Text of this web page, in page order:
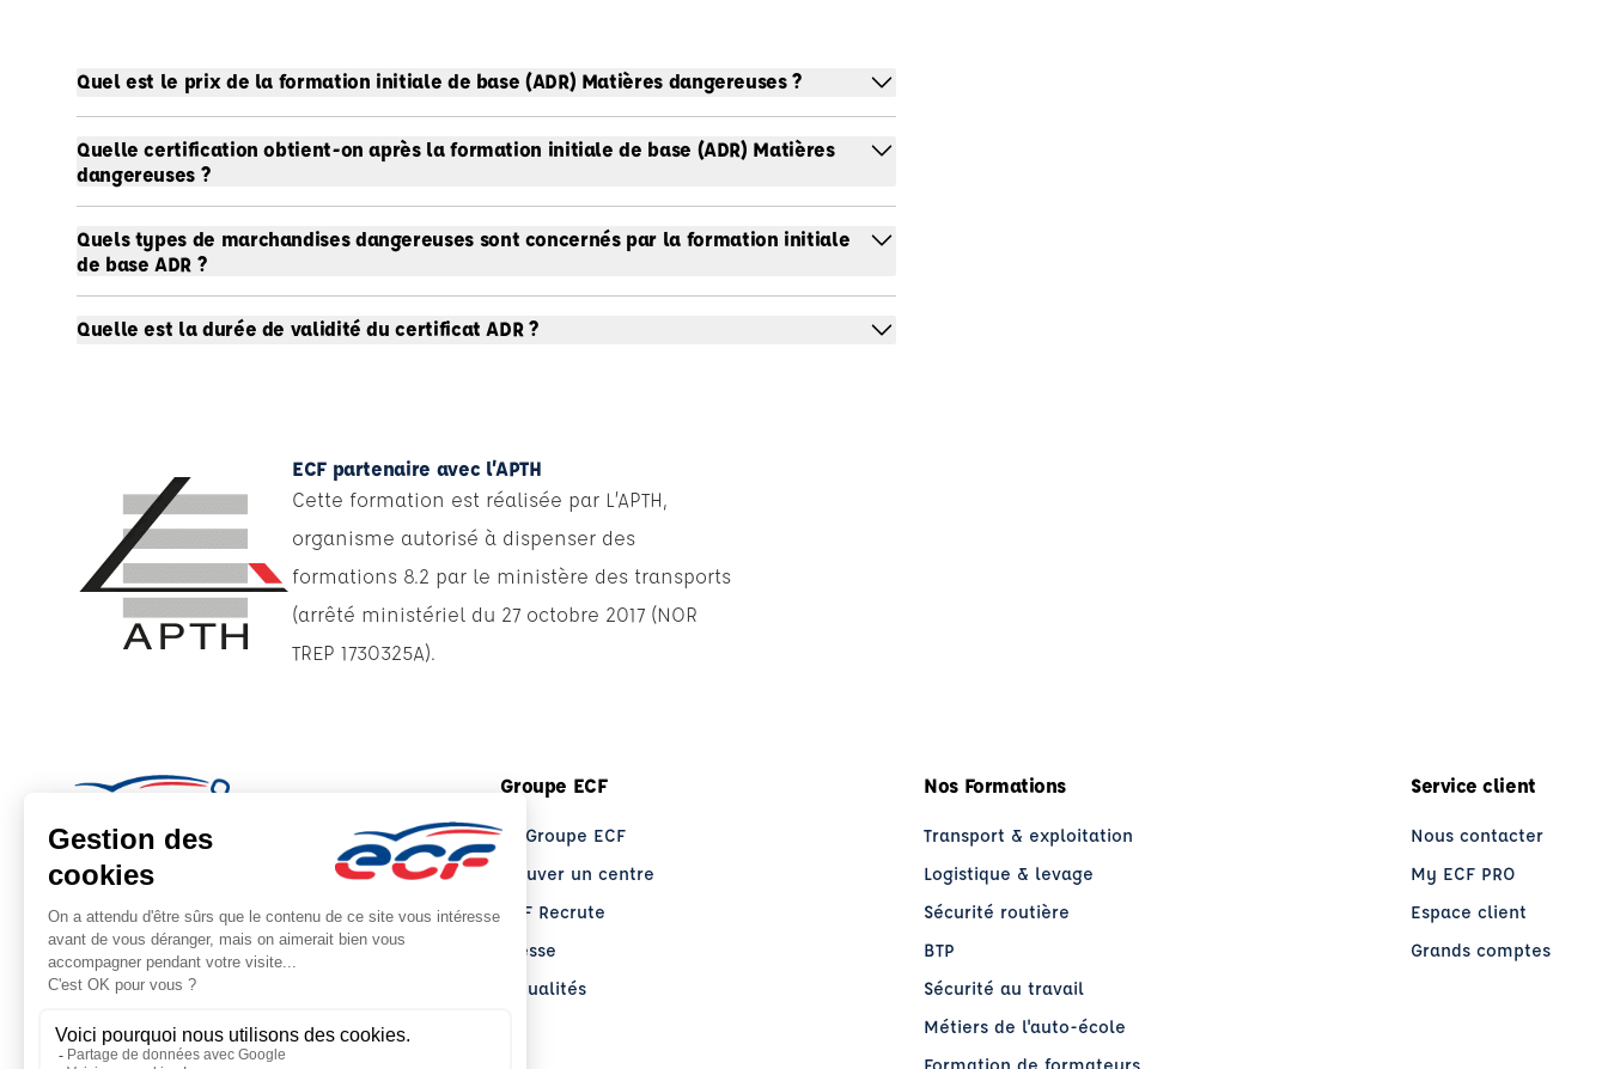
Quel est le prix de la formation initiale de base (ADR) Matières dangereuses ?
Quelle certification obtient-on après la formation initiale de base (ADR) Matières
dangereuses ?
Quels types de marchandises dangereuses sont concernés par la formation initiale
de base ADR ?
Quelle est la durée de validité du certificat ADR ?
ECF partenaire avec l’APTH
Cette formation est réalisée par L’APTH,
organisme autorisé à dispenser des
formations 8.2 par le ministère des transports
(arrêté ministériel du 27 octobre 2017 (NOR
TREP 1730325A).
Groupe ECF
Le Groupe ECF
Trouver un centre
ECF Recrute
Presse
Actualités
Nos Formations
Transport & exploitation
Logistique & levage
Sécurité routière
BTP
Sécurité au travail
Métiers de l'auto-école
Service client
Nous contacter
My ECF PRO
Espace client
Grands comptes